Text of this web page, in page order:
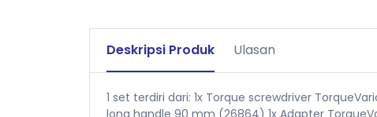
Deskripsi Produk Ulasan
1 set terdiri dari: 1x Torque screwdriver
long handle 90 mm (26864) 1x Adapter